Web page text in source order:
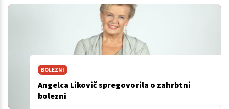
BOLEZNI
Angelca Likovič spregovorila o zahrbtni
bolezni